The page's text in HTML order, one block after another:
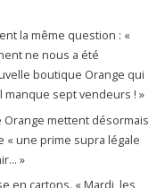
la même question : «
ne nous a été
boutique Orange qui
manque sept vendeurs ! »
Orange mettent désormais
une prime supra légale
»
en cartons. « Mardi, les